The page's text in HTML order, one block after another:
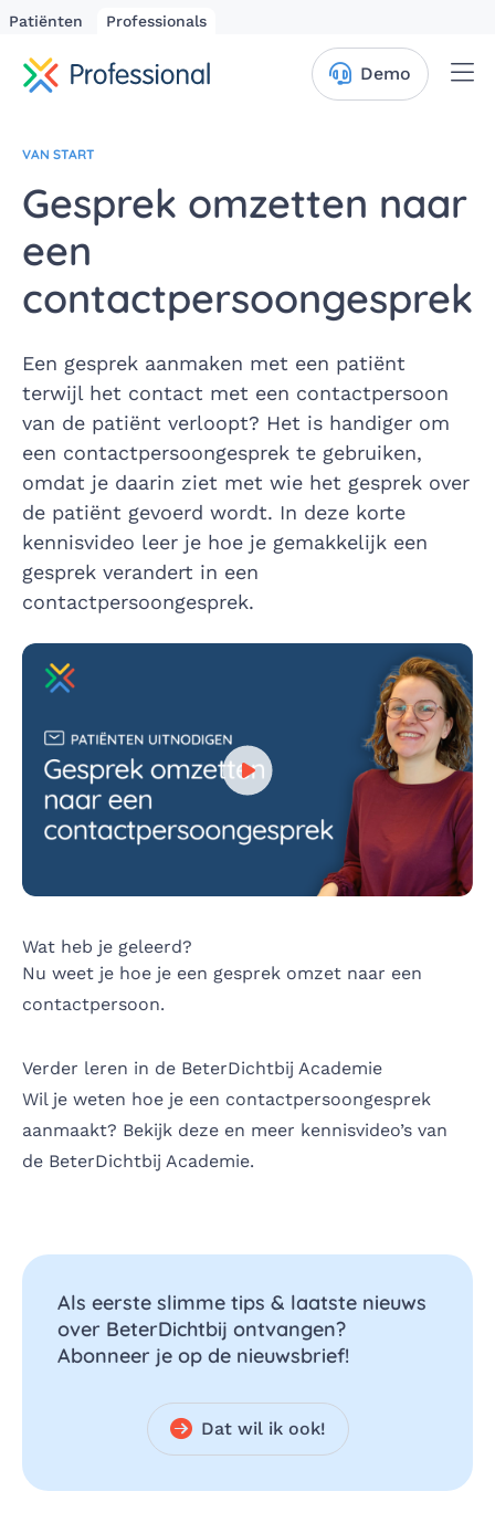
Patiënten Professionals
Demo
VAN START
Gesprek omzetten naar
een
contactpersoongesprek
Een gesprek aanmaken met een patiënt
terwijl het contact met een contactpersoon
van de patiënt verloopt? Het is handiger om
een contactpersoongesprek te gebruiken,
omdat je daarin ziet met wie het gesprek over
de patiënt gevoerd wordt. In deze korte
kennisvideo leer je hoe je gemakkelijk een
gesprek verandert in een
contactpersoongesprek.
Speel video af
Wat heb je geleerd?
Nu weet je hoe je een gesprek omzet naar een
contactpersoon.
Verder leren in de BeterDichtbij Academie
Wil je weten hoe je een contactpersoongesprek
aanmaakt? Bekijk deze en meer kennisvideo’s van
de BeterDichtbij Academie.
Als eerste slimme tips & laatste nieuws
over BeterDichtbij ontvangen?
Abonneer je op de nieuwsbrief!
Dat wil ik ook!